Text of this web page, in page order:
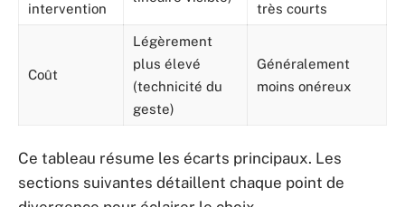
intervention très courts
Coût
Légèrement
plus élevé
(technicité du
geste)
Généralement
moins onéreux
Ce tableau résume les écarts principaux. Les
sections suivantes détaillent chaque point de